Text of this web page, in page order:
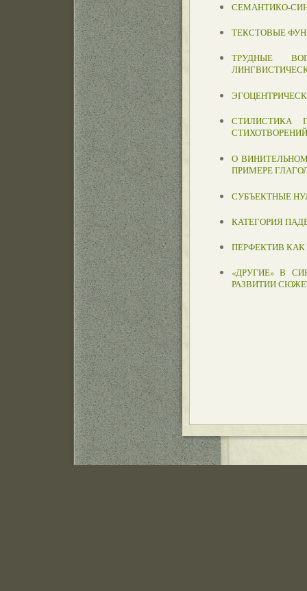
СЕМАНТИКО-
ТЕКСТОВЫЕ
ТРУДНЫЕ
СТИЛИСТИКА
О
ПРИМЕРЕ
СУБЪЕКТНЫЕ
КАТЕГОРИЯ
ПЕРФЕКТИВ КАК
«ДРУГИЕ» В
РАЗВИТИИ